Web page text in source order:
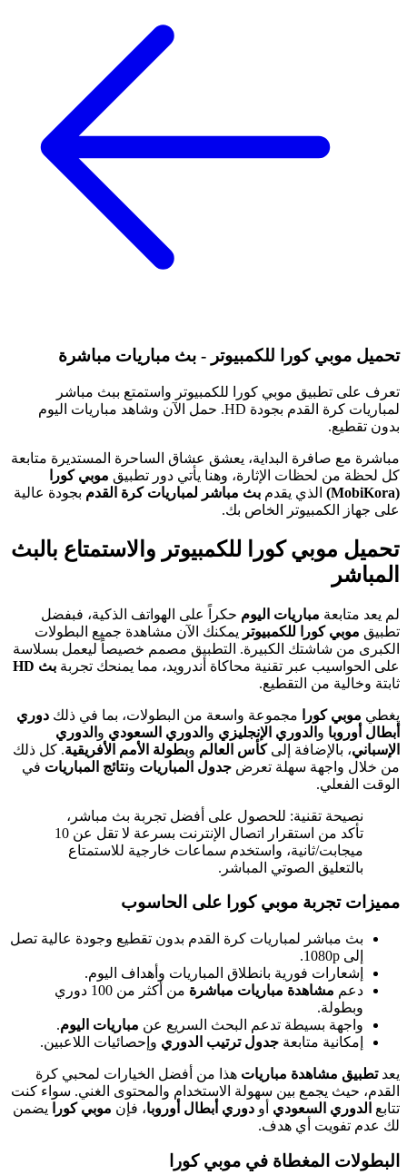
تحميل موبي كورا للكمبيوتر - بث مباريات مباشرة
تعرف على تطبيق موبي كورا للكمبيوتر واستمتع ببث مباشر
لمباريات كرة القدم بجودة HD. حمل الآن وشاهد مباريات اليوم
بدون تقطيع.
مباشرة مع صافرة البداية، يعشق عشاق الساحرة المستديرة متابعة
كل لحظة من لحظات الإثارة، وهنا يأتي دور تطبيق موبي كورا
(MobiKora)
الذي يقدم بث مباشر لمباريات كرة القدم بجودة عالية
على جهاز الكمبيوتر الخاص بك.
تحميل موبي كورا للكمبيوتر والاستمتاع بالبث
المباشر
لم يعد متابعة مباريات اليوم حكراً على الهواتف الذكية، فبفضل
تطبيق موبي كورا للكمبيوتر يمكنك الآن مشاهدة جميع البطولات
الكبرى من شاشتك الكبيرة. التطبيق مصمم خصيصاً ليعمل بسلاسة
على الحواسيب عبر تقنية محاكاة أندرويد، مما يمنحك تجربة بث HD
ثابتة وخالية من التقطيع.
يغطي موبي كورا مجموعة واسعة من البطولات، بما في ذلك دوري
أبطال أوروبا و الدوري الإنجليزي و الدوري السعودي و الدوري
الإسباني، بالإضافة إلىكأس العالم وبطولة الأمم الأفريقية. كل ذلك
من خلال واجهة سهلة تعرض جدول المباريات ونتائج المباريات في
الوقت الفعلي.
نصيحة تقنية: للحصول على أفضل تجربة بث مباشر،
تأكد من استقرار اتصال الإنترنت بسرعة لا تقل عن 10
ميجابت/ثانية، واستخدم سماعات خارجية للاستمتاع
بالتعليق الصوتي المباشر.
مميزات تجربة موبي كورا على الحاسوب
بث مباشر لمباريات كرة القدم بدون تقطيع وجودة عالية تصل
إلى 1080p.
إشعارات فورية بانطلاق المباريات وأهداف اليوم.
دعم مشاهدة مباريات مباشرة
من أكثر من 100 دوري
وبطولة.
واجهة بسيطة تدعم البحث السريع عن مباريات اليوم.
إمكانية متابعة جدول ترتيب الدوري وإحصائيات اللاعبين.
يعدتطبيق مشاهدة مباريات هذا من أفضل الخيارات لمحبي كرة
القدم، حيث يجمع بين سهولة الاستخدام والمحتوى الغني. سواء كنت
تتابع الدوري السعودي أو دوري أبطال أوروبا، فإن موبي كورا
يضمن
لك عدم تفويت أي هدف.
البطولات المغطاة في موبي كورا